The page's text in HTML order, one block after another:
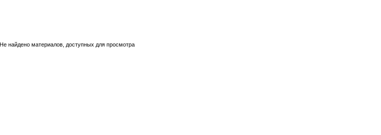
Не найдено материалов, доступных для просмотра